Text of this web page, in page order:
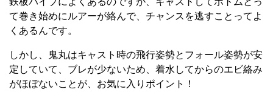
て巻き始めにルアーが絡んで、チャンスを逃すことってよ
くあるんです。
しかし、鬼丸はキャスト時の飛行姿勢とフォール姿勢が安
定していて、ブレが少ないため、着水してからのエビ絡み
がほぼないことが、お気に入りポイント！